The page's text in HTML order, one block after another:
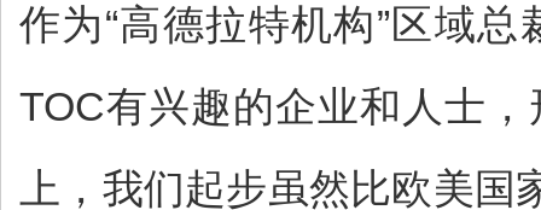
作为“高德拉特机构”区域
TOC有兴趣的企业和人士
上，我们起步虽然比欧美